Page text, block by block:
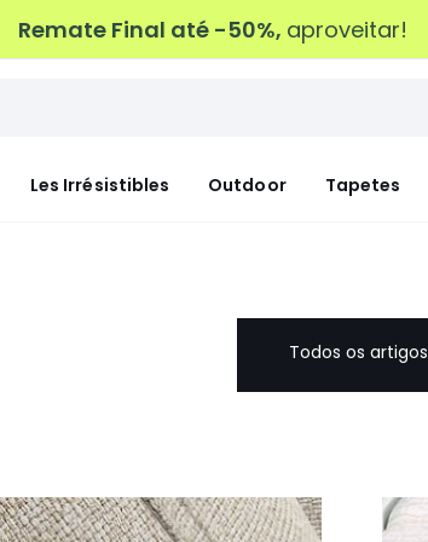
Remate Final até -50%, aproveitar!
Les Irrésistibles Outdoor Tapetes
Todos os artigos